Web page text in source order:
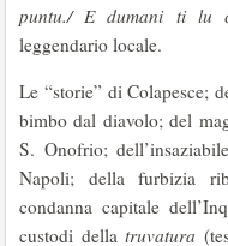
puntu./ E dumani ti lu
leggendario locale.
Le “storie” di Colapesce;
bimbo dal diavolo; del
S. Onofrio;
Napoli; della furbizia
condanna capitale
custodi dellatruvatura